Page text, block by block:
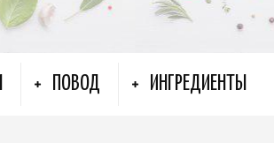
ПОВОД ИНГРЕДИЕНТЫ